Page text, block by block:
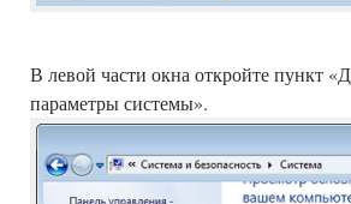
В левой части окна откройте пункт
параметры системы».